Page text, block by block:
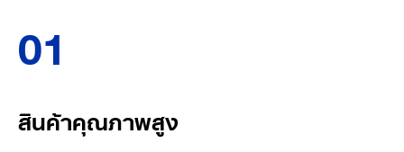
01
สินค้าคุณภาพสูง